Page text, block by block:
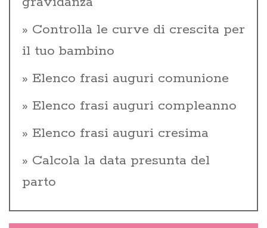
Controlla le curve di crescita per
il tuo bambino
Elenco frasi auguri comunione
Elenco frasi auguri compleanno
Elenco frasi auguri cresima
Calcola la data presunta del
parto